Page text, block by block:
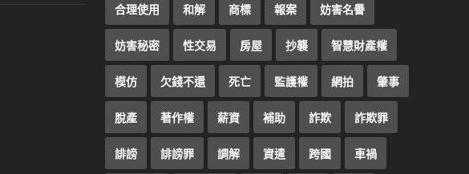
合理使用 和解 商標 報案 妨害名譽
妨害秘密 性交易 房屋 抄襲 智慧財產權
模仿 欠錢不還 死亡 監護權 網拍 肇事
脫產 著作權 薪資 補助 詐欺 詐欺罪
誹謗 誹謗罪 調解 資遣 跨國 車禍